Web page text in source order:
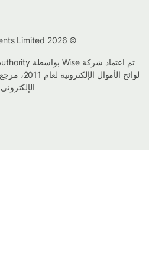
لوائح الأموال الإلكترونية لعام 2011، مرجع الشركة
الإلكتروني.